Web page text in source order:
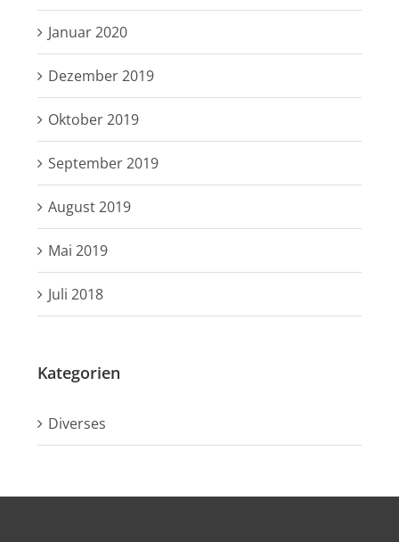
Januar 2020
Dezember 2019
Oktober 2019
September 2019
August 2019
Mai 2019
Juli 2018
Kategorien
Diverses